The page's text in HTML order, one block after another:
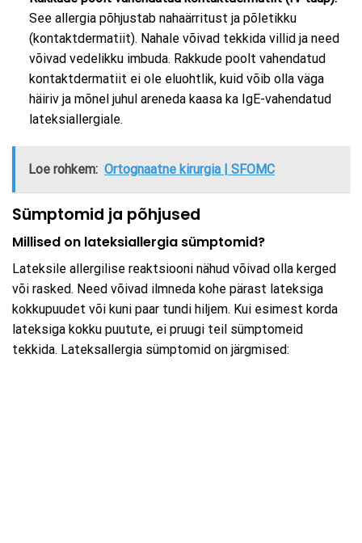
See allergia põhjustab nahaärritust ja põletikku
(kontaktdermatiit). Nahale võivad tekkida villid ja need
võivad vedelikku imbuda. Rakkude poolt vahendatud
kontaktdermatiit ei ole eluohtlik, kuid võib olla väga
häiriv ja mõnel juhul areneda kaasa ka IgE-vahendatud
lateksiallergiale.
Loe rohkem: Ortognaatne kirurgia | SFOMC
Sümptomid ja põhjused
Millised on lateksiallergia sümptomid?
Lateksile allergilise reaktsiooni nähud võivad olla kerged
või rasked. Need võivad ilmneda kohe pärast lateksiga
kokkupuudet või kuni paar tundi hiljem. Kui esimest korda
lateksiga kokku puutute, ei pruugi teil sümptomeid
tekkida. Lateksallergia sümptomid on järgmised: